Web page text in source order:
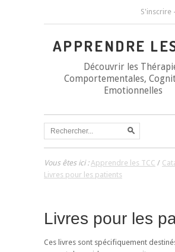
S'inscrire -
APPRENDRE
Découvrir les
Comportementales,
Emotionnelles
Vous êtes ici :Apprendre les TCC /
Livres pour les patients
Livres pour les
Ces livres sont spécifiquement